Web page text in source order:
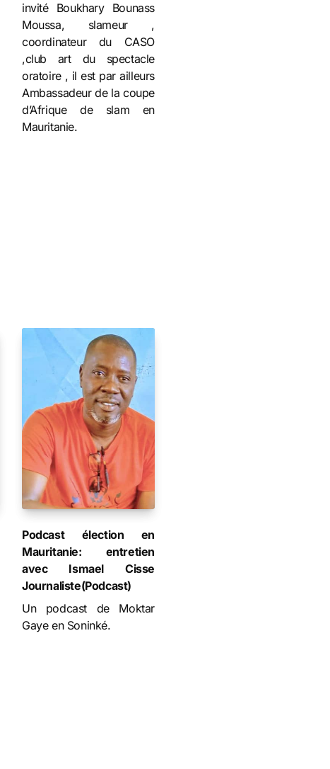
invité Boukhary Bounass
Moussa, slameur ,
coordinateur du CASO
,club art du spectacle
oratoire , il est par ailleurs
Ambassadeur de la coupe
d’Afrique de slam en
Mauritanie.
Podcast élection en
Mauritanie: entretien
avec Ismael Cisse
Journaliste(Podcast)
Un podcast de Moktar
Gaye en Soninké.